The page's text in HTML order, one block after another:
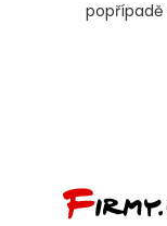
popřípadě